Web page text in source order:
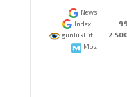
News
Index
gunlukHit
Moz